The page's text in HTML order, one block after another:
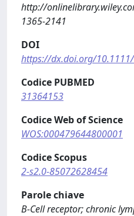
http://
1365-2141
DOI
https://dx.doi.org/
Codice PUBMED
31364153
Codice Web of Science
WOS:000479644800001
Codice Scopus
2-s2.0-85072628454
Parole chiave
B-Cell receptor; chronic